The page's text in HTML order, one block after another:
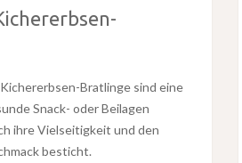
Bratlinge sind eine
Snack- oder Beilagen
ihre Vielseitigkeit und den
besticht.